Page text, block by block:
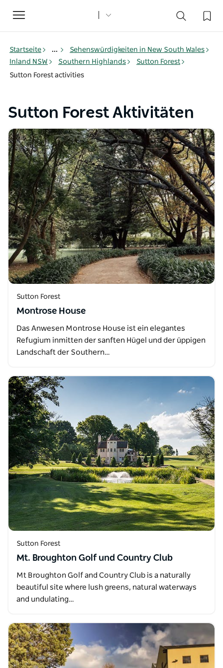
Toggle
navigation
Startseite ...
Sehenswürdigkeiten in New South Wales
Inland NSW
Southern Highlands
Sutton Forest
Sutton Forest activities
Sutton Forest Aktivitäten
Sutton Forest
Montrose House
Das Anwesen Montrose House ist ein elegantes
Refugium inmitten der sanften Hügel und der üppigen
Landschaft der Southern…
Sutton Forest
Mt. Broughton Golf und Country Club
Mt Broughton Golf and Country Club is a naturally
beautiful site where lush greens, natural waterways
and undulating…